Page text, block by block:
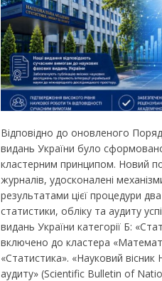
Відповідно до оновленого
видань України було
кластерним принципом. Новий
журналів, удосконалені
результатами цієї процедури
статистики, обліку та аудиту
видань України категорії Б:
включено до кластера
«Статистика». «Науковий вісник
аудиту» (Scientific Bulletin of